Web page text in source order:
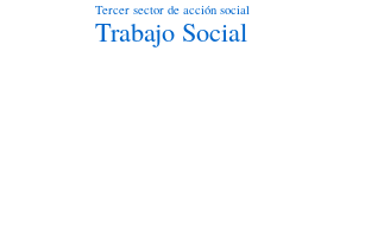
Tercer sector de acción social
Trabajo Social